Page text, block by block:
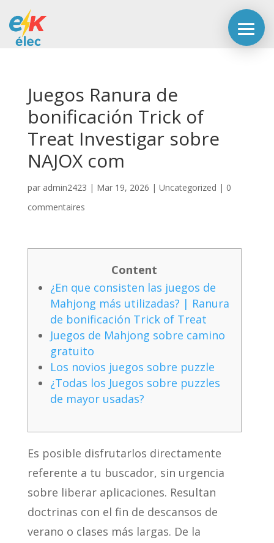
Juegos Ranura de
bonificación Trick of
Treat Investigar sobre
NAJOX com
par admin2423 | Mar 19, 2026 | Uncategorized | 0
commentaires
Content
¿En que consisten las juegos de
Mahjong más utilizadas? | Ranura
de bonificación Trick of Treat
Juegos de Mahjong sobre camino
gratuito
Los novios juegos sobre puzzle
¿Todas los Juegos sobre puzzles
de mayor usadas?
Es posible disfrutarlos directamente
referente a tu buscador, sin urgencia
sobre liberar aplicaciones. Resultan
doctrinas con el fin de descansos de
verano o clases más largas. De la